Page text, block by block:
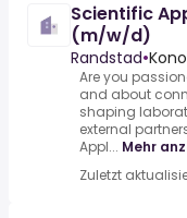
Scientific
(m/w/d)
Randstad•
Are you
and about
shaping
external
Appl... Mehr
Zuletzt